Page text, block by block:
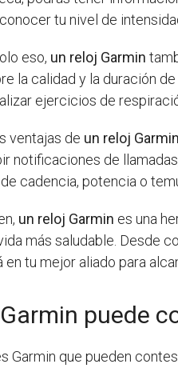
tu nivel de
eso, un reloj Garmin
la calidad y la duración
ejercicios de
ventajas de un reloj Garmin
notificaciones de
cadencia, potencia o
un reloj Garmin es una
más saludable. Desde
en tu mejor aliado para
puede
Garmin que pueden